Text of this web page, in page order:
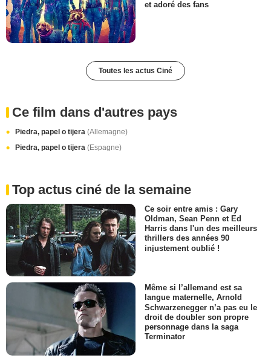
et adoré des fans
Toutes les actus Ciné
Ce film dans d'autres pays
Piedra, papel o tijera (Allemagne)
Piedra, papel o tijera (Espagne)
Top actus ciné de la semaine
Ce soir entre amis : Gary
Oldman, Sean Penn et Ed
Harris dans l'un des meilleurs
thrillers des années 90
injustement oublié !
Même si l’allemand est sa
langue maternelle, Arnold
Schwarzenegger n’a pas eu le
droit de doubler son propre
personnage dans la saga
Terminator